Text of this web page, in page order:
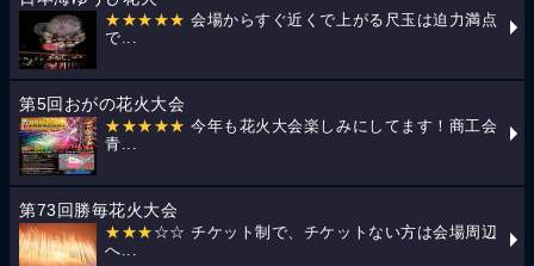
★★★★★ 会場からすぐ近くで上がる尺玉は迫力満点
で...
第5回おがの花火大会
★★★★★ 今年も花火大会楽しみにしてます！商工会
青...
第73回勝毎花火大会
★★★ ☆☆ チケット制で、チケットない方は会場周辺
へ...